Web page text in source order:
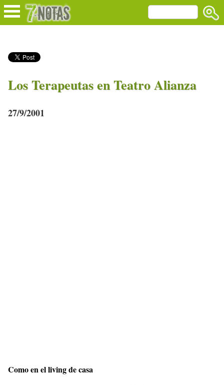
Los Terapeutas en Teatro Alianza
27/9/2001
Como en el living de casa